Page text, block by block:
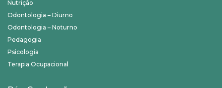
Nutrição
Odontologia – Diurno
Odontologia – Noturno
Pedagogia
Psicologia
Terapia Ocupacional